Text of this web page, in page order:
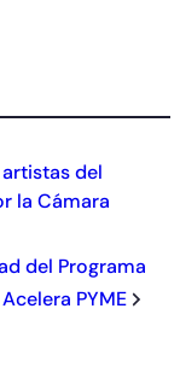
del
la Cámara
del Programa
PYME